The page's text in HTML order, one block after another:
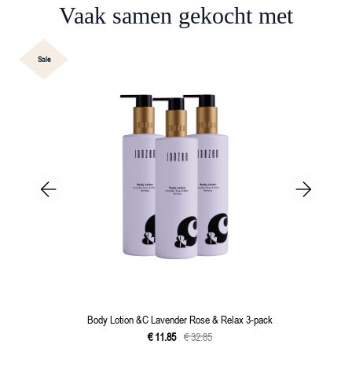
Vaak samen gekocht met
Sale
Body Lotion &C Lavender Rose & Relax 3-pack
€ 11.85 €32.85